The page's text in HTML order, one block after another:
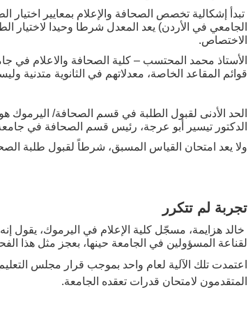
تبدأ إشكالية تخصص الصحافة والإعلام بمعايير
الجامعي في الأردن) يعد المعدل شرطا وحيدا لاختيار
الاختصاص.
الأستاذ محمد المحتسب – كلية الصحافة والاعلام في
قوائم المقاعد الخاصة، معدلاتهم في الثانوية متدنية
الدكتور تيسير أبو عرجة، رئيس قسم الصحافة في جامعة
ولا يعد امتحان القياس المسبق، شرطاً لقبول طلبة
تجربة لم تتكرر
لقناعة المسؤولين في الجامعة حينها، بعجز مثل هذا
المتقدمون لامتحان قدرات تعقده الجامعة.